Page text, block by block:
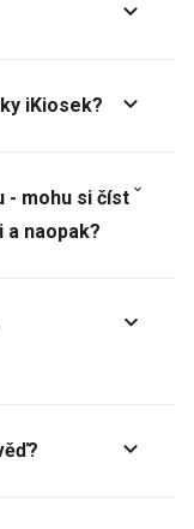
iKiosek?
- mohu si číst
a naopak?